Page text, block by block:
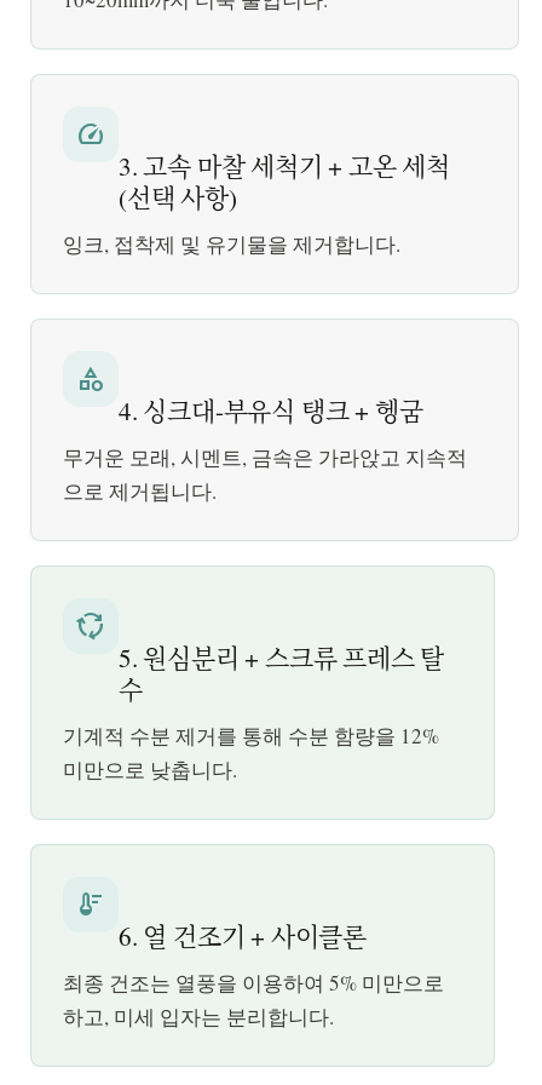
speed
3. 고속 마찰 세척기 + 고온 세척
(선택 사항)
잉크, 접착제 및 유기물을 제거합니다.
category
4. 싱크대-부유식 탱크 + 헹굼
무거운 모래, 시멘트, 금속은 가라앉고 지속적
으로 제거됩니다.
cycle
5. 원심분리 + 스크류 프레스 탈
수
기계적 수분 제거를 통해 수분 함량을 12%
미만으로 낮춥니다.
thermostat
6. 열 건조기 + 사이클론
최종 건조는 열풍을 이용하여 5% 미만으로
하고, 미세 입자는 분리합니다.